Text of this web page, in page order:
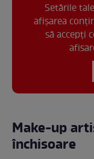
Setările
afișarea
să accepți
Make-up
închisoare